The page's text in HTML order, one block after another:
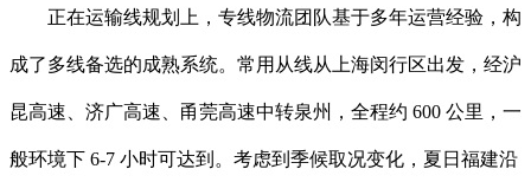
正在运输线规划上，专线物流团队基于多年运营经验，构
成了多线备选的成熟系统。常用从线从上海闵行区出发，经沪
昆高速、济广高速、甬莞高速中转泉州，全程约 600 公里，一
般环境下 6-7 小时可达到。考虑到季候取况变化，夏日福建沿